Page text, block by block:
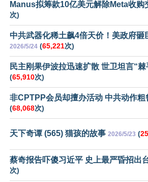
Manus拟筹款10亿美元解除Meta收购
次)
中共武器化稀土飙4倍天价！美政府砸
2026/5/24 (65,221次)
民主刚果伊波拉迅速扩散 世卫坦言“棘
(65,910次)
非CPTPP会员却擅办活动 中共动作粗
(68,068次)
天下奇谭 (565) 猫孩的故事 2026/5/23 (
蔡奇报告吓傻习近平 史上最严昏招出
次)